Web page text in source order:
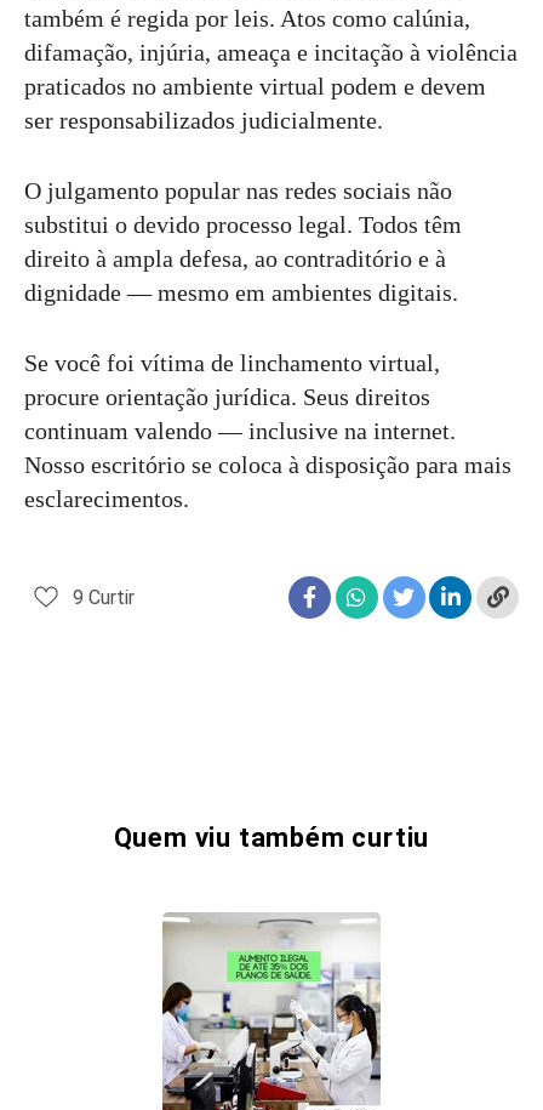
também é regida por leis. Atos como calúnia,
difamação, injúria, ameaça e incitação à violência
praticados no ambiente virtual podem e devem
ser responsabilizados judicialmente.
O julgamento popular nas redes sociais não
substitui o devido processo legal. Todos têm
direito à ampla defesa, ao contraditório e à
dignidade — mesmo em ambientes digitais.
Se você foi vítima de linchamento virtual,
procure orientação jurídica. Seus direitos
continuam valendo — inclusive na internet.
Nosso escritório se coloca à disposição para mais
esclarecimentos.
9 Curtir
Quem viu também curtiu